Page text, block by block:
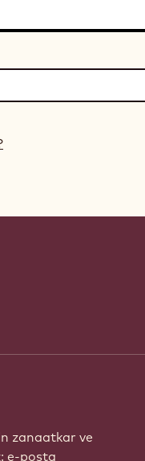
zanaatkar ve
e-posta